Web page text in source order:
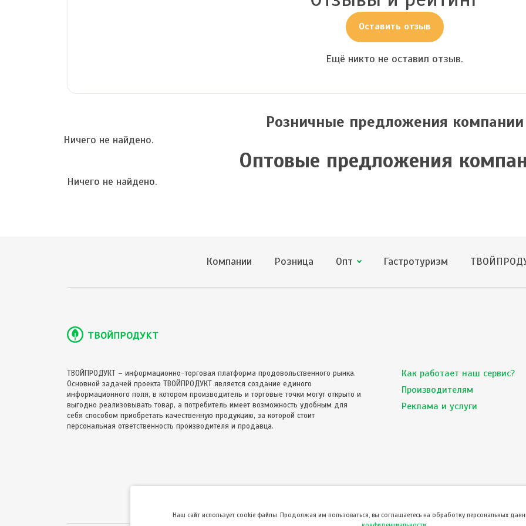
Оставить отзыв
Ещё никто не оставил отзыв.
Розничные предложения компании
Ничего не найдено.
Оптовые предложения
Ничего не найдено.
Компании Розница Опт Гастротуризм
ТВОЙПРОДУКТ – информационно-торговая платформа продовольственного рынка.
Основной задачей проекта ТВОЙПРОДУКТ является создание единого
информационного поля, в котором производитель и торговые точки могут открыто и
выгодно реализовывать товар, а потребитель имеет возможность удобным для
себя способом приобретать качественную продукцию, за которой стоит
персональная ответственность производителя и продавца.
Как работает наш сервис?
Производителям
Реклама и услуги
Hаш сайт использует cookie файлы. Продолжая им пользоваться, вы соглашаетесь на обработку персональных